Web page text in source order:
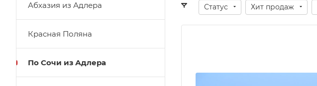
Статус Хит продаж
Абхазия из Адлера
Красная Поляна
По Сочи из Адлера